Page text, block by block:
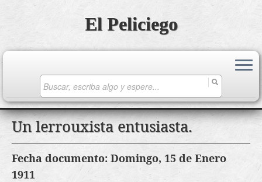
Saltar
contenido
El Peliciego
Un lerrouxista entusiasta.
Fecha documento: Domingo, 15 de Enero
1911